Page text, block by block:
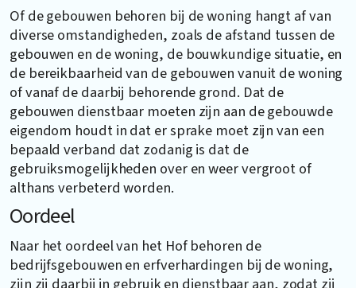
Of de gebouwen behoren bij de woning hangt af van
diverse omstandigheden, zoals de afstand tussen de
gebouwen en de woning, de bouwkundige situatie, en
de bereikbaarheid van de gebouwen vanuit de woning
of vanaf de daarbij behorende grond. Dat de
gebouwen dienstbaar moeten zijn aan de gebouwde
eigendom houdt in dat er sprake moet zijn van een
bepaald verband dat zodanig is dat de
gebruiksmogelijkheden over en weer vergroot of
althans verbeterd worden.
Oordeel
Naar het oordeel van het Hof behoren de
bedrijfsgebouwen en erfverhardingen bij de woning,